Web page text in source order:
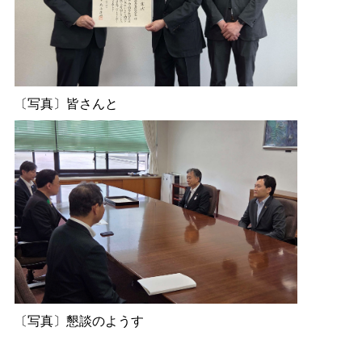
〔写真〕皆さんと
〔写真〕懇談のようす